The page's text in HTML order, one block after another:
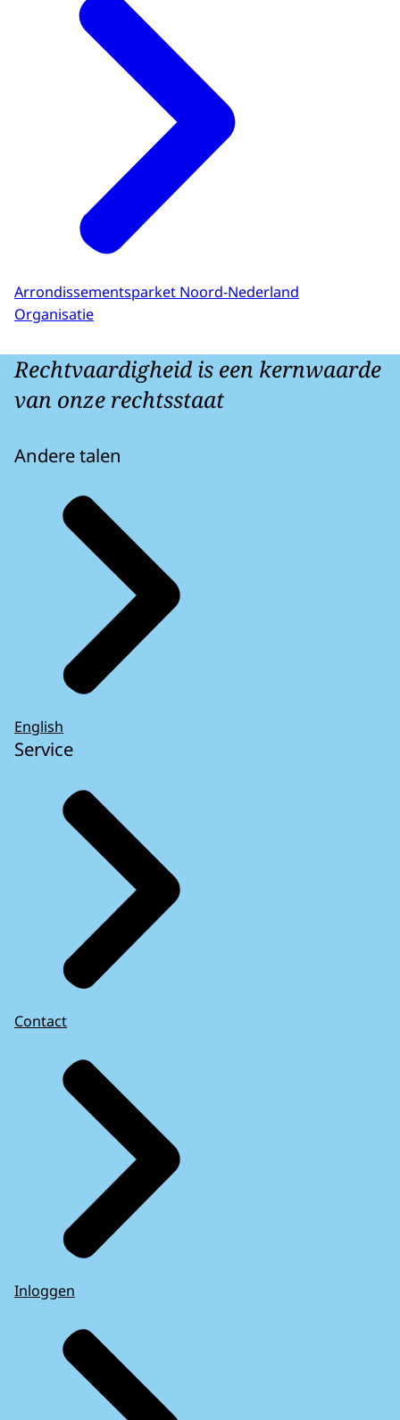
Arrondissementsparket Noord-Nederland
Organisatie
Rechtvaardigheid is een kernwaarde
van onze rechtsstaat
Andere talen
English
Service
Contact
Inloggen